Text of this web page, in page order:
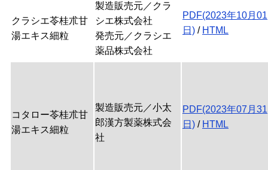
クラシエ苓桂朮甘
湯エキス細粒
製造販売元／クラ
シエ株式会社
発売元／クラシエ
薬品株式会社
PDF(2023年10月01
日) / HTML
コタロー苓桂朮甘
湯エキス細粒
製造販売元／小太
郎漢方製薬株式会
社
PDF(2023年07月31
日) / HTML